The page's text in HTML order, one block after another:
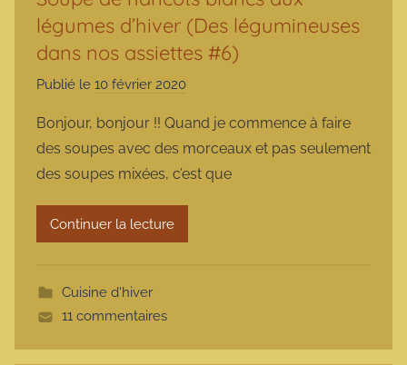
légumes d’hiver (Des légumineuses
dans nos assiettes #6)
Publié le 10 février 2020
r
m
a
r
Bonjour, bonjour !! Quand je commence à faire
des soupes avec des morceaux et pas seulement
des soupes mixées, c’est que
Continuer la lecture
Cuisine d'hiver
11 commentaires